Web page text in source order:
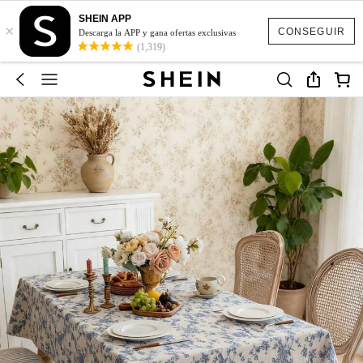
CONSEGUIR
×
SHEIN APP
Descarga la APP y gana ofertas exclusivas
(1,319)